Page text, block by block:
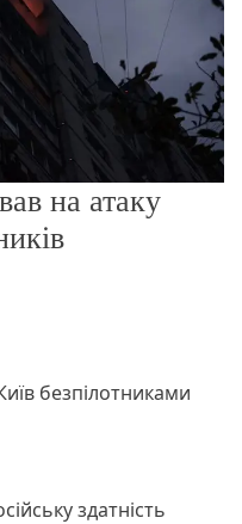
на атаку
безпілотниками
здатність